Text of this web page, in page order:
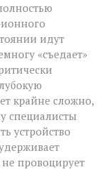
идут
«съедает»
крайне сложно,
специалисты
устройство
провоцирует